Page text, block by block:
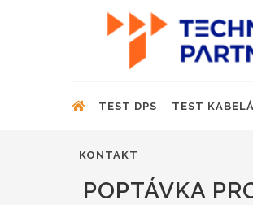
TEST DPS TEST
KONTAKT
POPTÁVKA